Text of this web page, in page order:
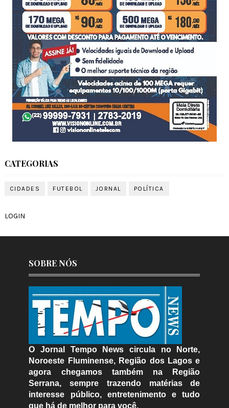
CATEGORIAS
CIDADES FUTEBOL JORNAL POLÍTICA
LOGIN
SOBRE NÓS
O Jornal Tempo News circula no Norte,
Noroeste Fluminense, Região dos Lagos e
agora chegamos também na Região
Serrana, sempre trazendo matérias de
interesse público, entretenimento e tudo
que há de melhor para você.